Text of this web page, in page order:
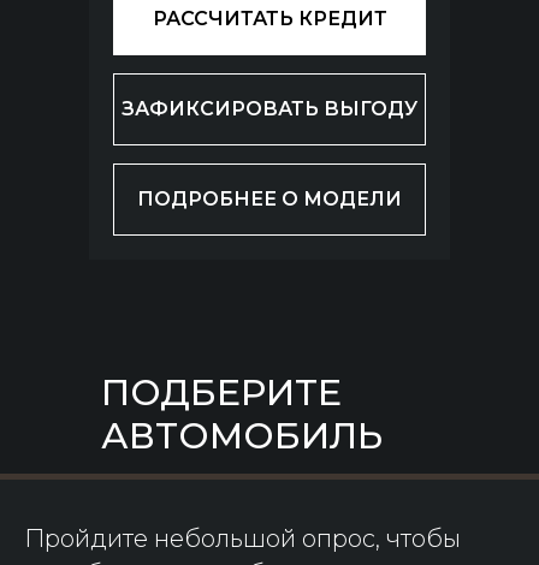
РАССЧИТАТЬ КРЕДИТ
ЗАФИКСИРОВАТЬ ВЫГОДУ
ПОДРОБНЕЕ О МОДЕЛИ
ПОДБЕРИТЕ
АВТОМОБИЛЬ
Пройдите небольшой опрос, чтобы